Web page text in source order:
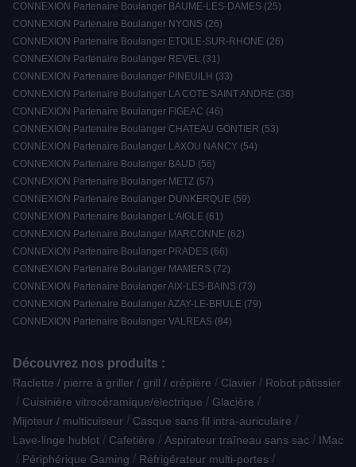
CONNEXION Partenaire Boulanger BAUME-LES-DAMES (25)
CONNEXION Partenaire Boulanger NYONS (26)
CONNEXION Partenaire Boulanger ETOILE-SUR-RHONE (26)
CONNEXION Partenaire Boulanger REVEL (31)
CONNEXION Partenaire Boulanger PINEUILH (33)
CONNEXION Partenaire Boulanger LA COTE SAINT ANDRE (38)
CONNEXION Partenaire Boulanger FIGEAC (46)
CONNEXION Partenaire Boulanger CHATEAU GONTIER (53)
CONNEXION Partenaire Boulanger LAXOU NANCY (54)
CONNEXION Partenaire Boulanger BAUD (56)
CONNEXION Partenaire Boulanger METZ (57)
CONNEXION Partenaire Boulanger DUNKERQUE (59)
CONNEXION Partenaire Boulanger L'AIGLE (61)
CONNEXION Partenaire Boulanger MARCONNE (62)
CONNEXION Partenaire Boulanger PRADES (66)
CONNEXION Partenaire Boulanger MAMERS (72)
CONNEXION Partenaire Boulanger AIX-LES-BAINS (73)
CONNEXION Partenaire Boulanger AZAY-LE-BRULE (79)
CONNEXION Partenaire Boulanger VALREAS (84)
Découvrez nos produits :
Raclette / pierre à griller / grill / crêpière / Clavier / Robot pâtissier
/ Cuisinière vitrocéramique/électrique / Glacière /
Mijoteur / multicuiseur / Casque sans fil intra-auriculaire /
Lave-linge hublot / Cafetière / Aspirateur traîneau sans sac / IMac
/ Périphérique Gaming / Réfrigérateur multi-portes /